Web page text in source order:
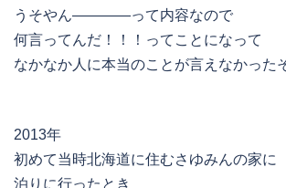
うそやん――――って内容なので
何言ってんだ！！！ってことになって
なかなか人に本当のことが言えなかった
2013年
初めて当時北海道に住むさゆみんの家に
泊りに行ったとき